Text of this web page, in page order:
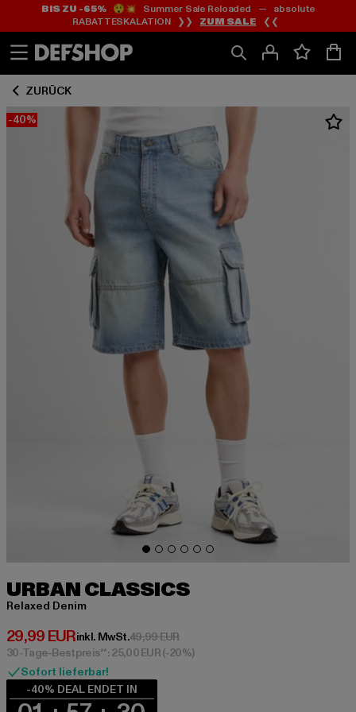
Zum
Inhalt
springen
Zum
Fußzeile
springen
BIS ZU -65%😲💥 Summer Sale Reloaded — absolute
RABATTESKALATION ❯❯ ZUM SALE ❮❮
ZURÜCK
-40%
URBAN CLASSICS
Relaxed Denim
29,99 EUR
Derzeitiger Preis: 29,99 EUR
inkl. MwSt.49,99 EURAktionspreis: 49,99 EUR
30-Tage-Bestpreis**: 25,00 EUR(-20%)
Sofort lieferbar!
-40% DEAL ENDET IN